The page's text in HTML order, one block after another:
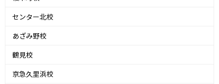
センター北校
あざみ野校
鶴見校
京急久里浜校